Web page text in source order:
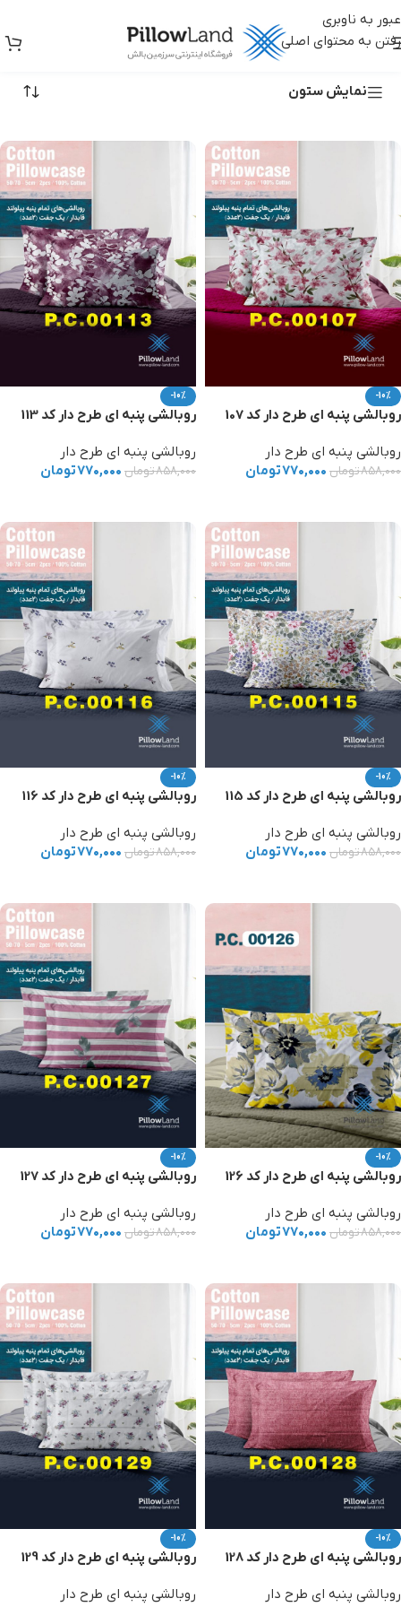
عبور به ناوبری
رفتن به محتوای اصلی
روبالشی
نمایش ستون
-10%
روبالشی پنبه ای طرح دار کد 107
روبالشی پنبه ای طرح دار
۸۵۸,۰۰۰تومان ۷۷۰,۰۰۰تومان
-10%
روبالشی پنبه ای طرح دار کد 113
روبالشی پنبه ای طرح دار
۸۵۸,۰۰۰تومان ۷۷۰,۰۰۰تومان
-10%
روبالشی پنبه ای طرح دار کد 115
روبالشی پنبه ای طرح دار
۸۵۸,۰۰۰تومان ۷۷۰,۰۰۰تومان
-10%
روبالشی پنبه ای طرح دار کد 116
روبالشی پنبه ای طرح دار
۸۵۸,۰۰۰تومان ۷۷۰,۰۰۰تومان
-10%
روبالشی پنبه ای طرح دار کد 126
روبالشی پنبه ای طرح دار
۸۵۸,۰۰۰تومان ۷۷۰,۰۰۰تومان
-10%
روبالشی پنبه ای طرح دار کد 127
روبالشی پنبه ای طرح دار
۸۵۸,۰۰۰تومان ۷۷۰,۰۰۰تومان
-10%
روبالشی پنبه ای طرح دار کد 128
روبالشی پنبه ای طرح دار
-10%
روبالشی پنبه ای طرح دار کد 129
روبالشی پنبه ای طرح دار